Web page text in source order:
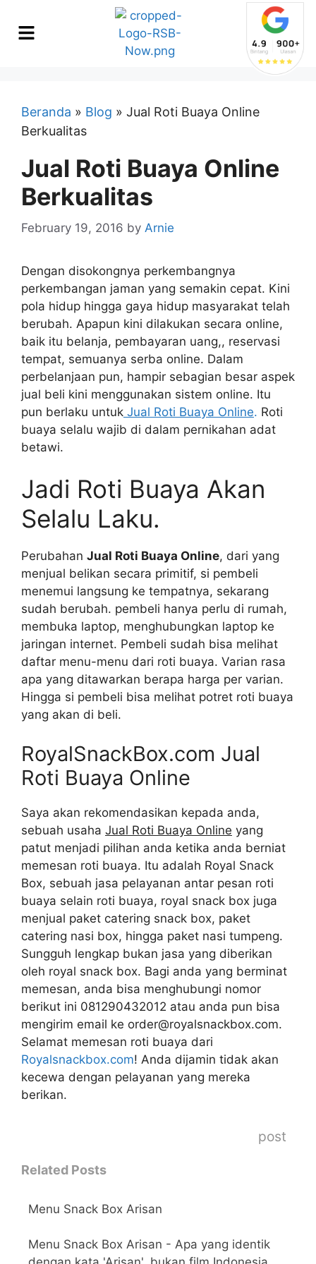
Beranda » Blog » Jual Roti Buaya Online
Berkualitas
Jual Roti Buaya Online
Berkualitas
February 19, 2016 by Arnie
Dengan disokongnya perkembangnya
perkembangan jaman yang semakin cepat. Kini
pola hidup hingga gaya hidup masyarakat telah
berubah. Apapun kini dilakukan secara online,
baik itu belanja, pembayaran uang,, reservasi
tempat, semuanya serba online. Dalam
perbelanjaan pun, hampir sebagian besar aspek
jual beli kini menggunakan sistem online. Itu
pun berlaku untuk Jual Roti Buaya Online. Roti
buaya selalu wajib di dalam pernikahan adat
betawi.
Jadi Roti Buaya Akan
Selalu Laku.
Perubahan Jual Roti Buaya Online, dari yang
menjual belikan secara primitif, si pembeli
menemui langsung ke tempatnya, sekarang
sudah berubah. pembeli hanya perlu di rumah,
membuka laptop, menghubungkan laptop ke
jaringan internet. Pembeli sudah bisa melihat
daftar menu-menu dari roti buaya. Varian rasa
apa yang ditawarkan berapa harga per varian.
Hingga si pembeli bisa melihat potret roti buaya
yang akan di beli.
RoyalSnackBox.com Jual
Roti Buaya Online
Saya akan rekomendasikan kepada anda,
sebuah usaha Jual Roti Buaya Online yang
patut menjadi pilihan anda ketika anda berniat
memesan roti buaya. Itu adalah Royal Snack
Box, sebuah jasa pelayanan antar pesan roti
buaya selain roti buaya, royal snack box juga
menjual paket catering snack box, paket
catering nasi box, hingga paket nasi tumpeng.
Sungguh lengkap bukan jasa yang diberikan
oleh royal snack box. Bagi anda yang berminat
memesan, anda bisa menghubungi nomor
berikut ini 081290432012 atau anda pun bisa
mengirim email ke order@royalsnackbox.com.
Selamat memesan roti buaya dari
Royalsnackbox.com! Anda dijamin tidak akan
kecewa dengan pelayanan yang mereka
berikan.
post
Related Posts
Menu Snack Box Arisan
Menu Snack Box Arisan - Apa yang identik